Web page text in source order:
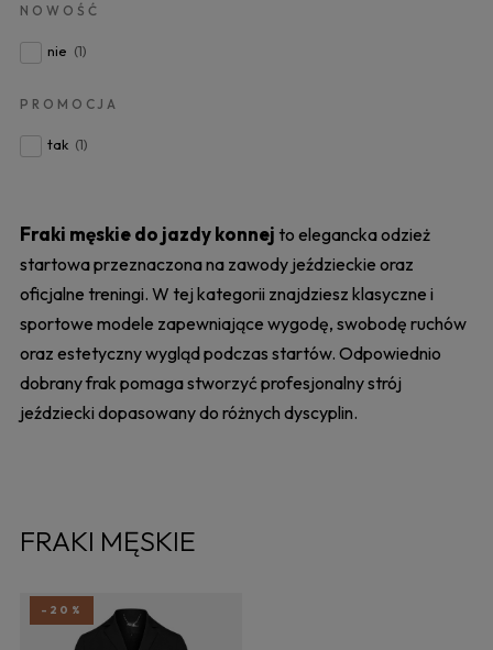
NOWOŚĆ
nie (1)
PROMOCJA
tak (1)
Fraki męskie do jazdy konnej to elegancka odzież
startowa przeznaczona na zawody jeździeckie oraz
oficjalne treningi. W tej kategorii znajdziesz klasyczne i
sportowe modele zapewniające wygodę, swobodę ruchów
oraz estetyczny wygląd podczas startów. Odpowiednio
dobrany frak pomaga stworzyć profesjonalny strój
jeździecki dopasowany do różnych dyscyplin.
FRAKI MĘSKIE
-20%